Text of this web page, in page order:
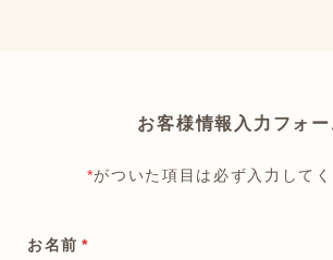
お客様情報入力フォー
*がついた項目は必ず入力してく
お名前 *